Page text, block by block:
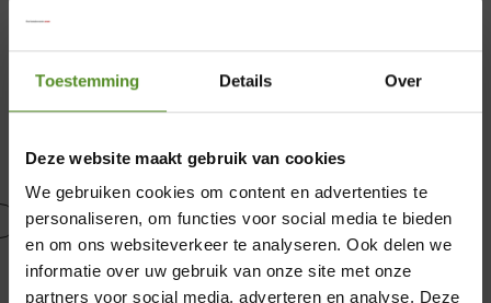
Toestemming Details Over
Deze website maakt gebruik van cookies
We gebruiken cookies om content en advertenties te
personaliseren, om functies voor social media te bieden
en om ons websiteverkeer te analyseren. Ook delen we
informatie over uw gebruik van onze site met onze
partners voor social media, adverteren en analyse. Deze
Ademende Ultraclimasleep tijk
Met deUltraclimasleeptijk kiest u voor ultiem